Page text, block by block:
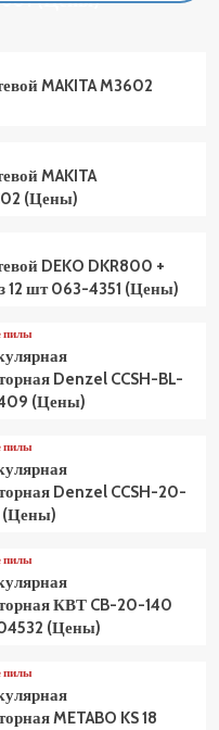
MAKITA M3602
MAKITA
(Цены)
DEKO DKR800 +
12 шт 063-4351 (Цены)
пилы
Denzel CCSH-BL-
(Цены)
пилы
Denzel CCSH-20-
(Цены)
пилы
КВТ CB-20-140
(Цены)
пилы
METABO KS 18